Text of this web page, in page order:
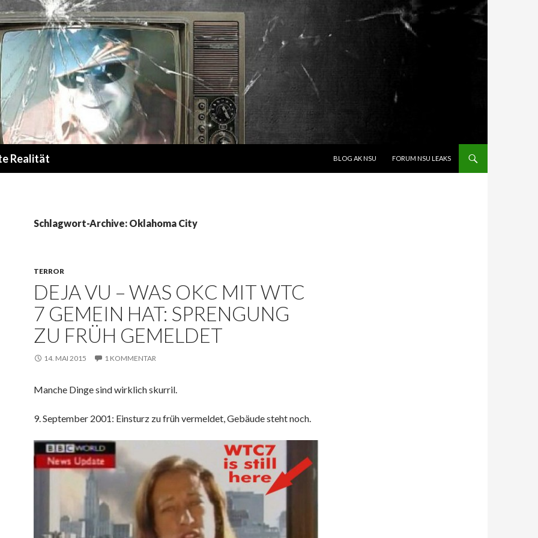
Realität
BLOG AK NSU
FORUM NSU LEAKS
Schlagwort-Archive: Oklahoma City
TERROR
DEJA VU – WAS OKC MIT WTC
7 GEMEIN HAT: SPRENGUNG
ZU FRÜH GEMELDET
14. MAI 2015 1 KOMMENTAR
Manche Dinge sind wirklich skurril.
9. September 2001: Einsturz zu früh vermeldet, Gebäude steht noch.